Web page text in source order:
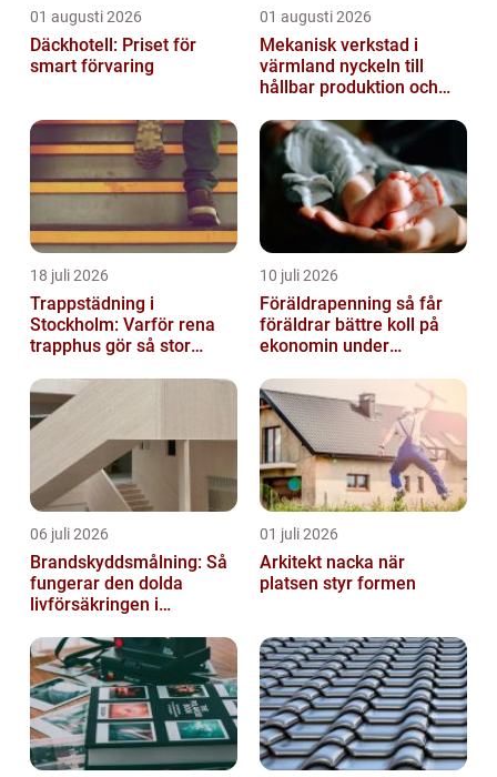
01 augusti 2026
Däckhotell: Priset för
smart förvaring
01 augusti 2026
Mekanisk verkstad i
värmland nyckeln till
hållbar produktion och
18 juli 2026
Trappstädning i
Stockholm: Varför rena
trapphus gör så stor
10 juli 2026
Föräldrapenning så får
föräldrar bättre koll på
ekonomin under
06 juli 2026
Brandskyddsmålning: Så
fungerar den dolda
livförsäkringen i
01 juli 2026
Arkitekt nacka när
platsen styr formen